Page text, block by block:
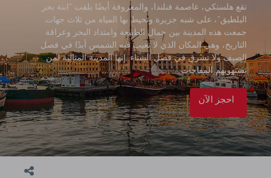
تقع هلسنكي، عاصمة فنلندا، والمعروفة أيضًا بلقب "ابنة بحر
البلطيق"، على شبه جزيرة وتحيط بها المياه من ثلاث جهات.
جمعت هذه المدينة بين جمال الطبيعة وامتداد البحر وعراقة
التاريخ، وهي المكان الذي لا تغيب فيه الشمس أبدًا في فصل
الصيف ولا تشرق في فصل الشتاء. إنها المدينة المثالية لمن
تستهويهم المفاجآت.
احجز الآن